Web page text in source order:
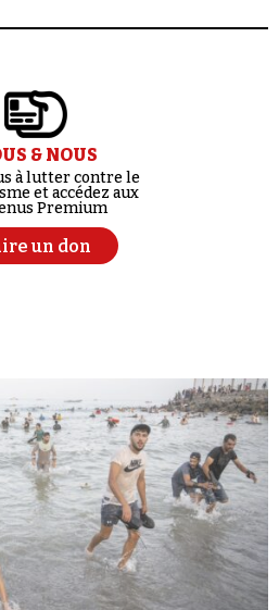
& NOUS
à lutter contre le
et accédez aux
Premium
un don